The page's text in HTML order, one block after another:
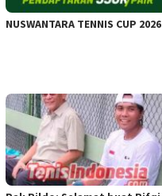
NUSWANTARA TENNIS CUP 2026